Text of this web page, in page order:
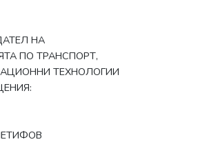
НА
ПО ТРАНСПОРТ,
ТЕХНОЛОГИИ